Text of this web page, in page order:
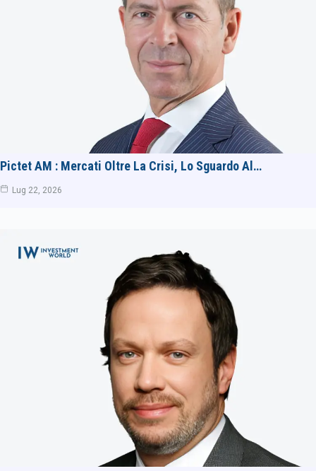
Pictet AM : Mercati Oltre La Crisi, Lo Sguardo Al…
Lug 22, 2026